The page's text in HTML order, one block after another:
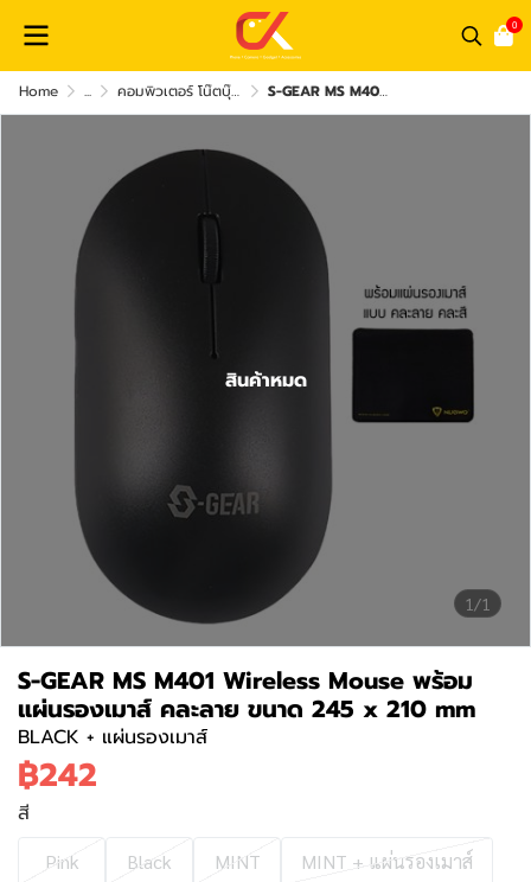
0
Home ... คอมพิวเตอร์ โน๊ตบุ๊ค และ อุปกรณ์คอม S-GEAR MS M401 Wireless Mouse พร้อม แผ่นรองเมาส์ คละลาย ขนาด 245 x 210 mm
1/1
สินค้าหมด
S-GEAR MS M401 Wireless Mouse พร้อม
แผ่นรองเมาส์ คละลาย ขนาด 245 x 210 mm
BLACK + แผ่นรองเมาส์
฿242
สี
Pink Black MINT
MINT + แผ่นรองเมาส์